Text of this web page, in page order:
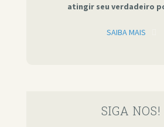
atingir seu verdadeiro
SAIBA MAIS
SIGA NOS!